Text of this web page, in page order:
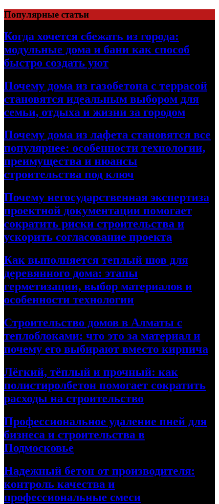
Перейти
к
содержимому
Популярные статьи
Когда хочется сбежать из города:
модульные дома и бани как способ
быстро создать уют
Почему дома из газобетона с террасой
становятся идеальным выбором для
семьи, отдыха и жизни за городом
Почему дома из лафета становятся все
популярнее: особенности технологии,
преимущества и нюансы
строительства под ключ
Почему негосударственная экспертиза
проектной документации помогает
сократить риски строительства и
ускорить согласование проекта
Как выполняется теплый шов для
деревянного дома: этапы
герметизации, выбор материалов и
особенности технологии
Строительство домов в Алматы с
теплоблоками: что это за материал и
почему его выбирают вместо кирпича
Лёгкий, тёплый и прочный: как
полистиролбетон помогает сократить
расходы на строительство
Профессиональное удаление пней для
бизнеса и строительства в
Подмосковье
Надежный бетон от производителя:
контроль качества и
профессиональные смеси